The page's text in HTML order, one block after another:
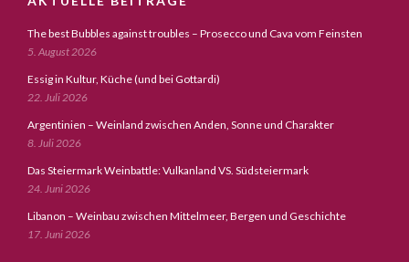
The best Bubbles against troubles – Prosecco und Cava vom Feinsten
5. August 2026
Essig in Kultur, Küche (und bei Gottardi)
22. Juli 2026
Argentinien – Weinland zwischen Anden, Sonne und Charakter
8. Juli 2026
Das Steiermark Weinbattle: Vulkanland VS. Südsteiermark
24. Juni 2026
Libanon – Weinbau zwischen Mittelmeer, Bergen und Geschichte
17. Juni 2026